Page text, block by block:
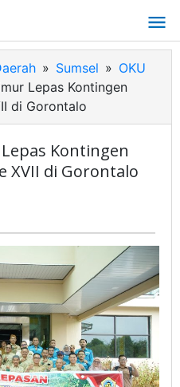
» Sumsel » OKU
Lepas Kontingen
di Gorontalo
Kontingen
XVII di Gorontalo